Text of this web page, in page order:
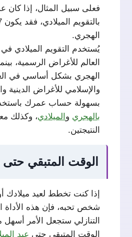
الهجري.
يُستخدم التقويم الميلادي
العالم للأغراض الرسمية،
الهجري بشكل أساسي في
والإسلامي للأغراض الدينية
بسهولة حساب عمرك
بالهجري و الميلادي، وكذلك
النتيجتين.
الوقت المتبقي حتى
إذا كنت تخطط لعيد ميلادك
شخص تحبه، فإن هذه الأداة
التنازلي ستجعل الأمر أسهل
الوقت المتبقي حتى عيد